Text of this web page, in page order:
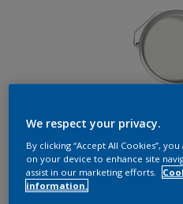
LOS
We respect your privacy.
By clicking “Accept All Cookies”,
on your device to enhance site
assist in our marketing efforts.
information.